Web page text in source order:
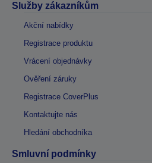
Služby zákazníkům
Akční nabídky
Registrace produktu
Vrácení objednávky
Ověření záruky
Registrace CoverPlus
Kontaktujte nás
Hledání obchodníka
Smluvní podmínky